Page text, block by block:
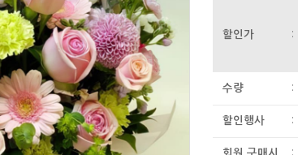
할인가 :
수량 :
할인행사 :